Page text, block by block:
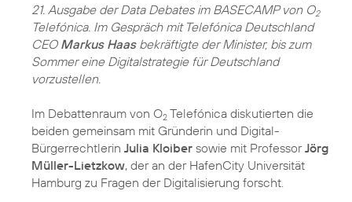
21. Ausgabe der Data Debates im BASECAMP von O2
Telefónica. Im Gespräch mit Telefónica Deutschland
CEO Markus Haasbekräftigte der Minister, bis zum
Sommer eine Digitalstrategie für Deutschland
vorzustellen.
Im Debattenraum von O2 Telefónica diskutierten die
beiden gemeinsam mit Gründerin und Digital-
Bürgerrechtlerin Julia Kloiber sowie mit ProfessorJörg
Müller-Lietzkow, der an der HafenCity Universität
Hamburg zu Fragen der Digitalisierung forscht.